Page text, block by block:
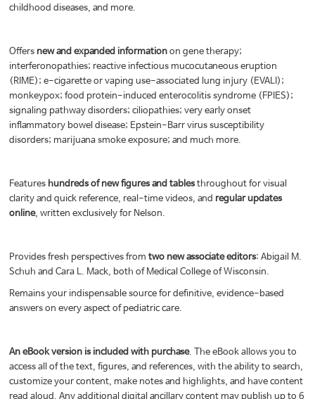
childhood diseases, and more.
Offers new and expanded informationon gene therapy;
interferonopathies; reactive infectious mucocutaneous eruption
(RIME); e-cigarette or vaping use-associated lung injury (EVALI);
monkeypox; food protein-induced enterocolitis syndrome (FPIES);
signaling pathway disorders; ciliopathies; very early onset
inflammatory bowel disease; Epstein-Barr virus susceptibility
disorders; marijuana smoke exposure; and much more.
Features hundreds of new figures and tablesthroughout for visual
clarity and quick reference, real-time videos, and regular updates
online, written exclusively for Nelson.
Provides fresh perspectives from two new associate editors: Abigail M.
Schuh and Cara L. Mack, both of Medical College of Wisconsin.
Remains your indispensable source for definitive, evidence-based
answers on every aspect of pediatric care.
An eBook version is included with purchase. The eBook allows you to
access all of the text, figures, and references, with the ability to search,
customize your content, make notes and highlights, and have content
read aloud. Any additional digital ancillary content may publish up to 6